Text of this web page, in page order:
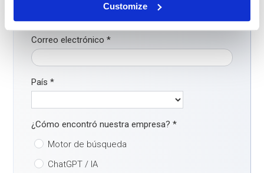
Customize
Correo electrónico*
País*
¿Cómo encontró nuestra empresa?*
Motor de búsqueda
ChatGPT / IA